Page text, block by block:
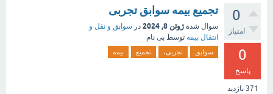
0
امتیاز
0
پاسخ
371 بازدید
تجمیع بیمه سوابق تجربی
سوال شده ژوئن 8, 2024 در سوابق و نقل و
انتقال بیمه‌ توسط بی نام
سوابق تجربی، تجمیع بیمه